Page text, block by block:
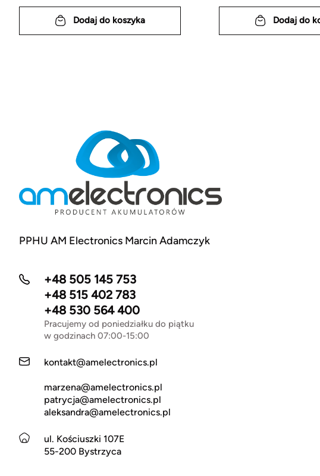
Dodaj do koszyka Dodaj do
PPHU AM Electronics Marcin Adamczyk
+48 505 145 753
+48 515 402 783
+48 530 564 400
Pracujemy od poniedziałku do piątku
w godzinach 07:00-15:00
kontakt@amelectronics.pl
marzena@amelectronics.pl
patrycja@amelectronics.pl
aleksandra@amelectronics.pl
ul. Kościuszki 107E
55-200 Bystrzyca